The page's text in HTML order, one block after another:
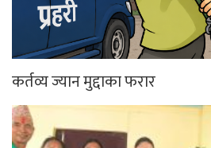
कर्तव्य ज्यान मुद्दाका फरार